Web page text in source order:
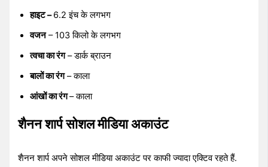
हाइट –6.2 इंच के लगभग
वजन– 103 किलो के लगभग
त्वचा का रंग– डार्क ब्राउन
बालों का रंग– काला
आंखों का रंग– काला
शैनन शार्प सोशल मीडिया अकाउंट
शैनन शार्प अपने सोशल मीडिया अकाउंट पर काफी ज्यादा एक्टिव रहते हैं.